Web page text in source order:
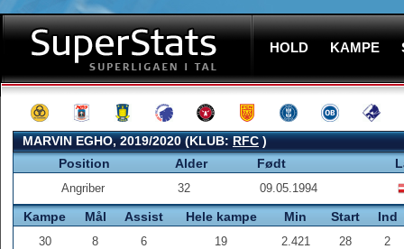
HOLD KAMPE
MARVIN EGHO, 2019/2020 (KLUB:RFC)
Position
Alder Født
Angriber 32 09.05.1994
Kampe Mål Assist Hele kampe Min Start Ind
30 8 6 19 2.421 28 2